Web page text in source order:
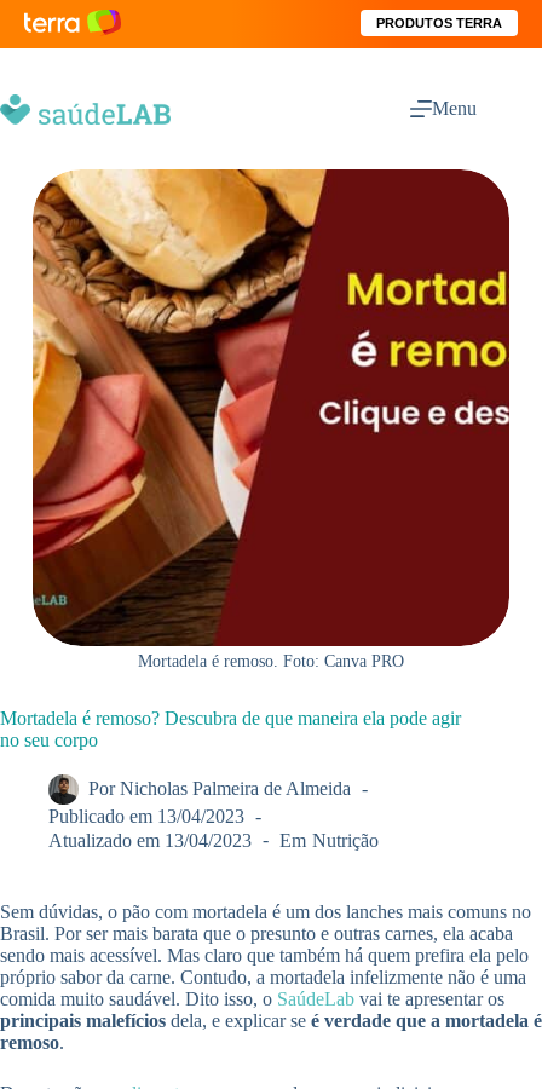
PRODUTOS TERRA
Menu
Mortadela é remoso. Foto: Canva PRO
Mortadela é remoso? Descubra de que maneira ela pode agir
no seu corpo
Por Nicholas Palmeira de Almeida
Publicado em 13/04/2023
Atualizado em 13/04/2023 Em Nutrição
Sem dúvidas, o pão com mortadela é um dos lanches mais comuns no
Brasil. Por ser mais barata que o presunto e outras carnes, ela acaba
sendo mais acessível. Mas claro que também há quem prefira ela pelo
próprio sabor da carne. Contudo, a mortadela infelizmente não é uma
comida muito saudável. Dito isso, o SaúdeLab vai te apresentar os
principais malefícios dela, e explicar se é verdade que a mortadela é
remoso.